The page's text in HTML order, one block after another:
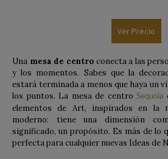
Ver Precio
Una mesa de centroconecta a las
y los momentos. Sabes que la
estará terminada a menos que haya un
los puntos. La mesa de centro Sequoia
elementos de Art, inspirados en la
moderno: tiene una dimensión
significado, un propósito. Es más de lo
perfecta para cualquier nuevas Ideas de